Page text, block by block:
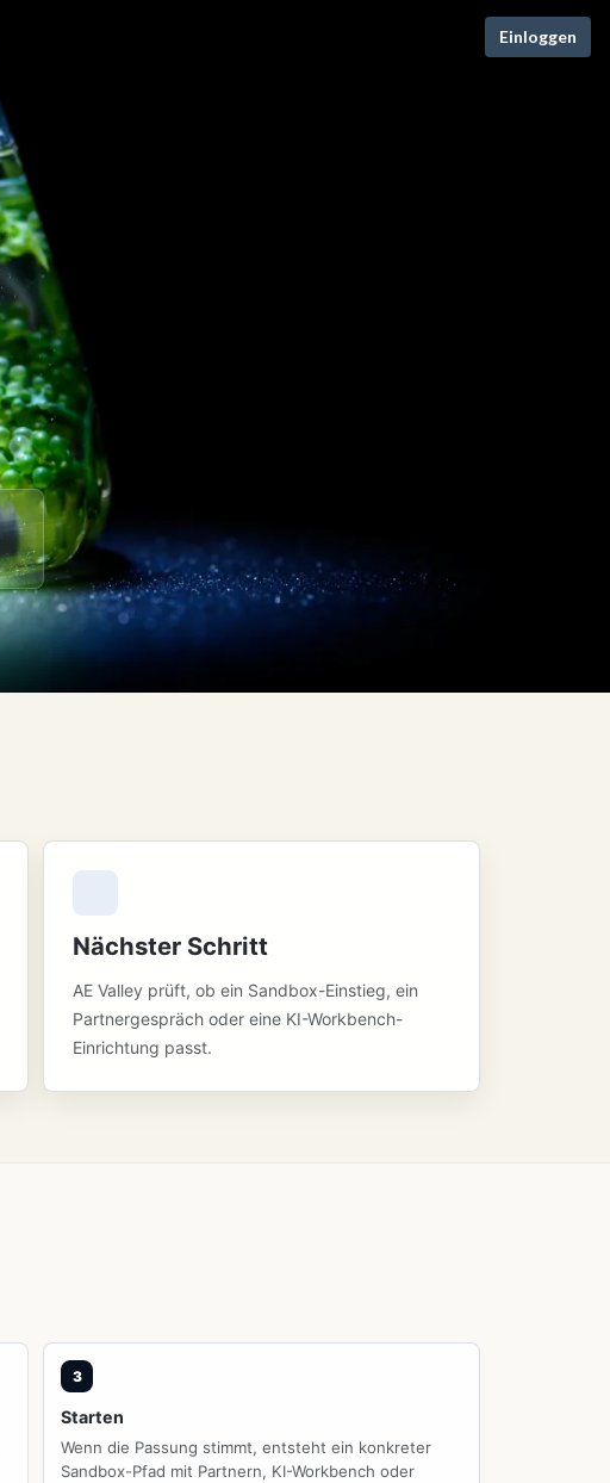
Einloggen
Nächster Schritt
AE Valley prüft, ob ein Sandbox-Einstieg, ein
Partnergespräch oder eine KI-Workbench-
Einrichtung passt.
Starten
Wenn die Passung stimmt, entsteht ein konkreter
Sandbox-Pfad mit Partnern, KI-Workbench oder